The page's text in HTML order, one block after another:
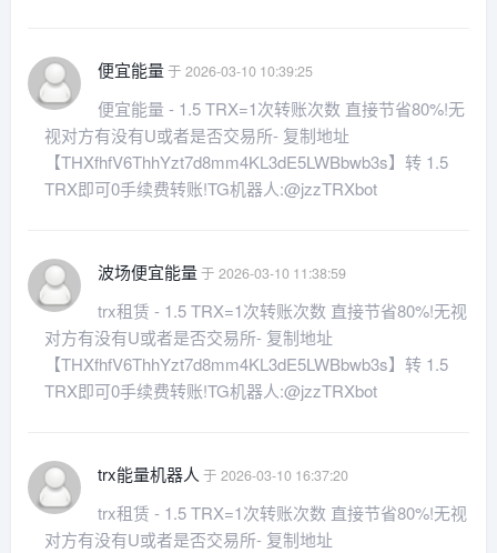
便宜能量于 2026-03-10 10:39:25
便宜能量 - 1.5 TRX=1次转账次数 直接节省80%!无
视对方有没有U或者是否交易所- 复制地址
【THXfhfV6ThhYzt7d8mm4KL3dE5LWBbwb3s】转 1.5
TRX即可0手续费转账!TG机器人:@jzzTRXbot
波场便宜能量于 2026-03-10 11:38:59
trx租赁 - 1.5 TRX=1次转账次数 直接节省80%!无视
对方有没有U或者是否交易所- 复制地址
【THXfhfV6ThhYzt7d8mm4KL3dE5LWBbwb3s】转 1.5
TRX即可0手续费转账!TG机器人:@jzzTRXbot
trx能量机器人 于 2026-03-10 16:37:20
trx租赁 - 1.5 TRX=1次转账次数 直接节省80%!无视
对方有没有U或者是否交易所- 复制地址